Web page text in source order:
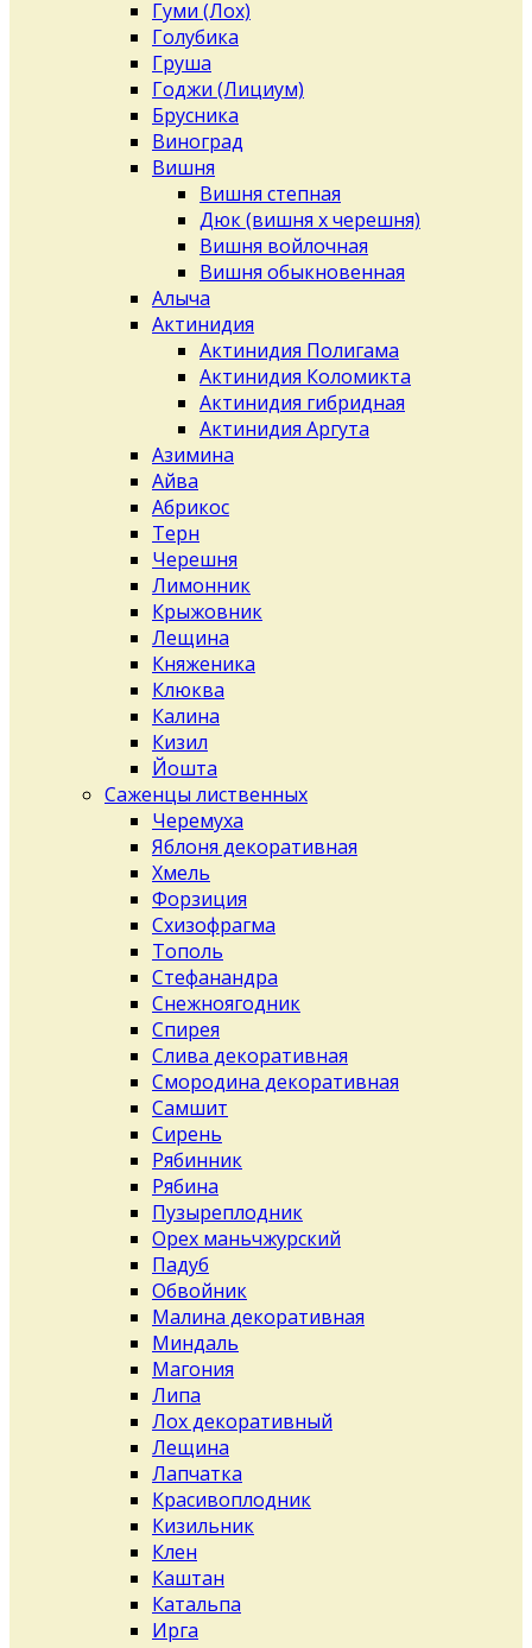
Гуми (Лох)
Голубика
Груша
Годжи (Лициум)
Брусника
Виноград
Вишня
Вишня степная
Дюк (вишня х черешня)
Вишня войлочная
Вишня обыкновенная
Алыча
Актинидия
Актинидия Полигама
Актинидия Коломикта
Актинидия гибридная
Актинидия Аргута
Азимина
Айва
Абрикос
Терн
Черешня
Лимонник
Крыжовник
Лещина
Княженика
Клюква
Калина
Кизил
Йошта
Саженцы лиственных
Черемуха
Яблоня декоративная
Хмель
Форзиция
Схизофрагма
Тополь
Стефанандра
Снежноягодник
Спирея
Слива декоративная
Смородина декоративная
Самшит
Сирень
Рябинник
Рябина
Пузыреплодник
Орех маньчжурский
Падуб
Обвойник
Малина декоративная
Миндаль
Магония
Липа
Лох декоративный
Лещина
Лапчатка
Красивоплодник
Кизильник
Клен
Каштан
Катальпа
Ирга